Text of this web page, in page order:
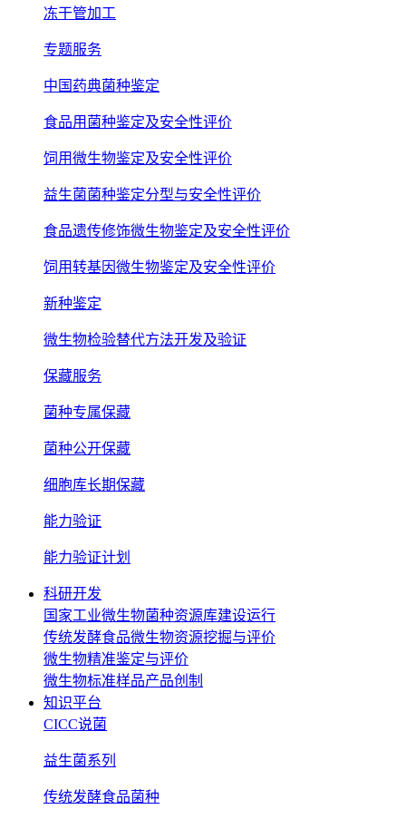
冻干管加工
专题服务
中国药典菌种鉴定
食品用菌种鉴定及安全性评价
饲用微生物鉴定及安全性评价
益生菌菌种鉴定分型与安全性评价
食品遗传修饰微生物鉴定及安全性评价
饲用转基因微生物鉴定及安全性评价
新种鉴定
微生物检验替代方法开发及验证
保藏服务
菌种专属保藏
菌种公开保藏
细胞库长期保藏
能力验证
能力验证计划
科研开发
国家工业微生物菌种资源库建设运行
传统发酵食品微生物资源挖掘与评价
微生物精准鉴定与评价
微生物标准样品产品创制
知识平台
CICC说菌
益生菌系列
传统发酵食品菌种